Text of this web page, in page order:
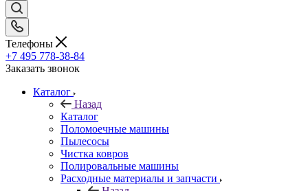
Телефоны
+7 495 778-38-84
Заказать звонок
Каталог
Назад
Каталог
Поломоечные машины
Пылесосы
Чистка ковров
Полировальные машины
Расходные материалы и запчасти